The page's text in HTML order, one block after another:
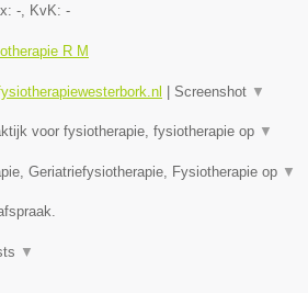
-, KvK: -
R M
Screenshot ▼
voor fysiotherapie, fysiotherapie op ▼
Geriatriefysiotherapie, Fysiotherapie op ▼
▼